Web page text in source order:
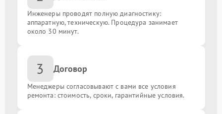
Замена чипов от 1800.00 ₽
Ремонт цепи питания от 1800.00 ₽
Настройка BIOS
Замена конденсаторов от 1300.00 ₽
Инженеры проводят полную диагностику:
аппаратную, техническую. Процедура занимает
около 30 минут.
3 Договор
Менеджеры согласовывают с вами все условия
ремонта: стоимость, сроки, гарантийные условия.